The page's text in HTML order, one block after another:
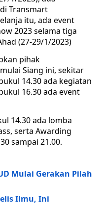
Transmart
itu, ada event
2023 selama tiga
(27-29/1/2023)
pihak
Siang ini, sekitar
14.30 ada kegiatan
16.30 ada event
14.30 ada lomba
serta Awarding
sampai 21.00.
Mulai Gerakan Pilah
Ilmu, Ini